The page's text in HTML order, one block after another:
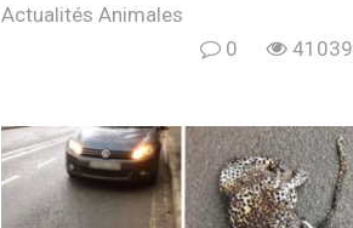
Actualités Animales
0
41039